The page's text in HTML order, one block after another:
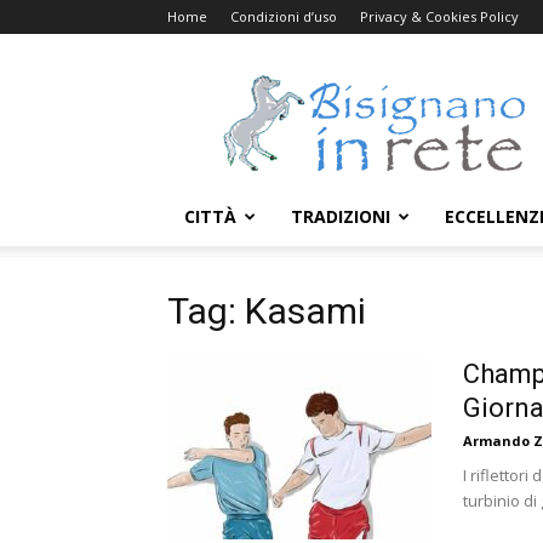
Home Condizioni d’uso Privacy & Cookies Policy
Bisignanoinrete.com
CITTÀ TRADIZIONI
Tag: Kasami
Armando
I riflettori
turbinio di